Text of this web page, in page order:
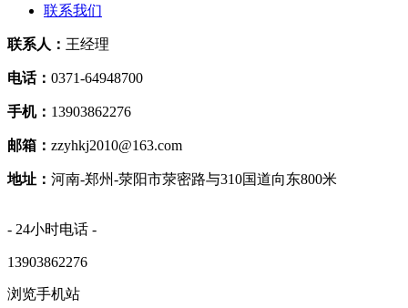
联系我们
联系人： 王经理
电话： 0371-64948700
手机： 13903862276
邮箱： zzyhkj2010@163.com
地址： 河南-郑州-荥阳市荥密路与310国道向东800米
- 24小时电话 -
13903862276
浏览手机站